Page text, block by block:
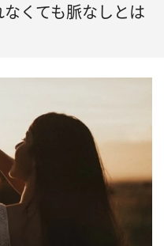
くても脈なしとは